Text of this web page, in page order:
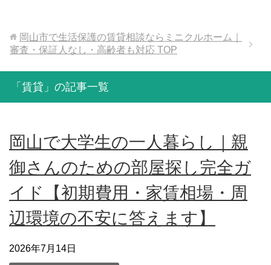
岡山市で生活保護の賃貸相談ならミニクルホーム｜
審査・保証人なし・高齢者も対応 TOP
「賃貸」の記事一覧
岡山で大学生の一人暮らし｜親
御さんのための部屋探し完全ガ
イド【初期費用・家賃相場・周
辺環境の不安に答えます】
2026年7月14日